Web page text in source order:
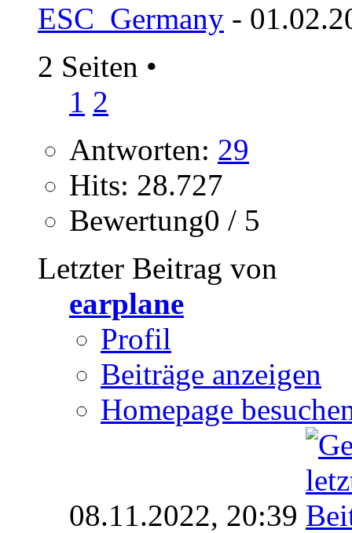
ESC_Germany -
2 Seiten •
1 2
Antworten: 29
Hits: 28.727
Bewertung0 / 5
Letzter Beitrag von
earplane
Profil
Beiträge anzeigen
Homepage
08.11.2022, 20:39